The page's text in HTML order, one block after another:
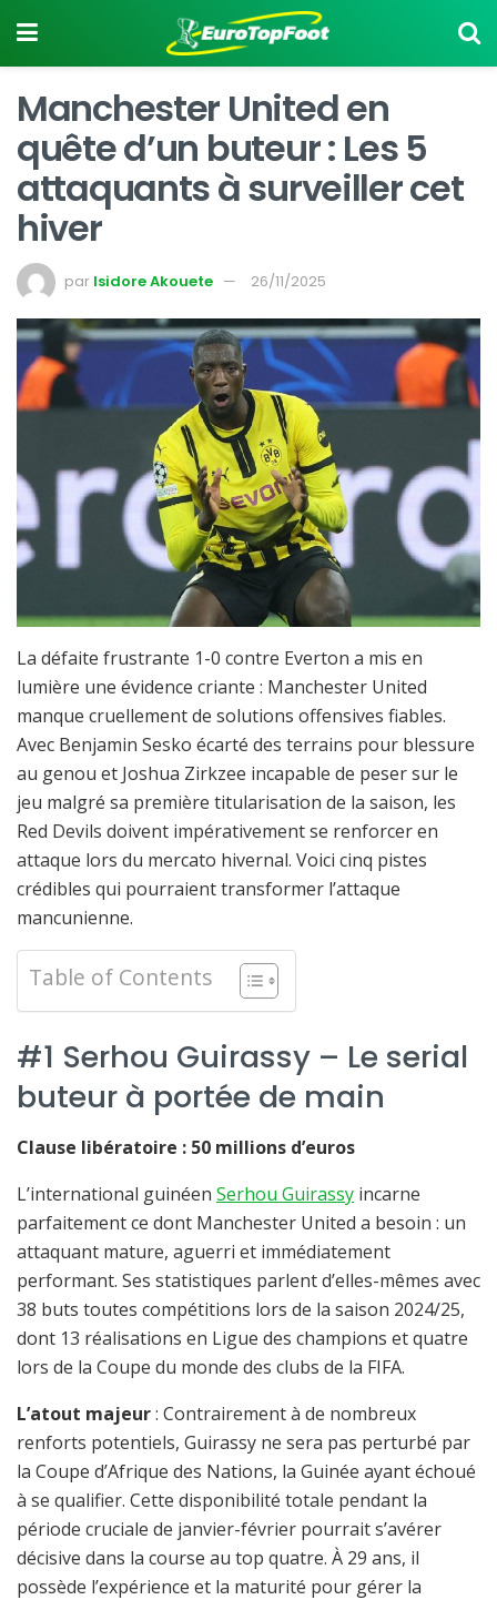
Manchester United en
quête d’un buteur : Les 5
attaquants à surveiller cet
hiver
par Isidore Akouete 26/11/2025
La défaite frustrante 1-0 contre Everton a mis en
lumière une évidence criante : Manchester United
manque cruellement de solutions offensives fiables.
Avec Benjamin Sesko écarté des terrains pour blessure
au genou et Joshua Zirkzee incapable de peser sur le
jeu malgré sa première titularisation de la saison, les
Red Devils doivent impérativement se renforcer en
attaque lors du mercato hivernal. Voici cinq pistes
crédibles qui pourraient transformer l’attaque
mancunienne.
Table of Contents
#1 Serhou Guirassy – Le serial
buteur à portée de main
Clause libératoire : 50 millions d’euros
L’international guinéen Serhou Guirassy incarne
parfaitement ce dont Manchester United a besoin : un
attaquant mature, aguerri et immédiatement
performant. Ses statistiques parlent d’elles-mêmes avec
38 buts toutes compétitions lors de la saison 2024/25,
dont 13 réalisations en Ligue des champions et quatre
lors de la Coupe du monde des clubs de la FIFA.
L’atout majeur: Contrairement à de nombreux
renforts potentiels, Guirassy ne sera pas perturbé par
la Coupe d’Afrique des Nations, la Guinée ayant échoué
à se qualifier. Cette disponibilité totale pendant la
période cruciale de janvier-février pourrait s’avérer
décisive dans la course au top quatre. À 29 ans, il
possède l’expérience et la maturité pour gérer la